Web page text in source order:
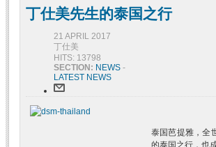
丁仕美先生的泰国之行
21 APRIL 2017
丁仕美
HITS: 13798
SECTION: NEWS -
LATEST NEWS
泰国芭提雅，全
的泰国之行，也